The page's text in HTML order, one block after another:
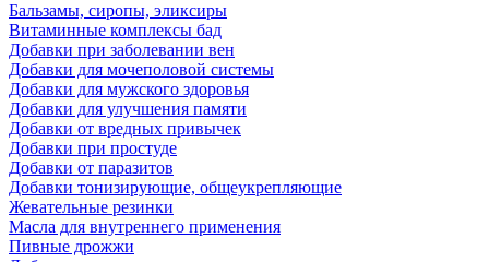
Бальзамы, сиропы, эликсиры
Витаминные комплексы бад
Добавки при заболевании вен
Добавки для мочеполовой системы
Добавки для мужского здоровья
Добавки для улучшения памяти
Добавки от вредных привычек
Добавки при простуде
Добавки от паразитов
Добавки тонизирующие, общеукрепляющие
Жевательные резинки
Масла для внутреннего применения
Пивные дрожжи